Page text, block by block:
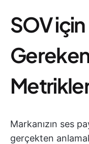
SOV
Markanızın ses
gerçekten